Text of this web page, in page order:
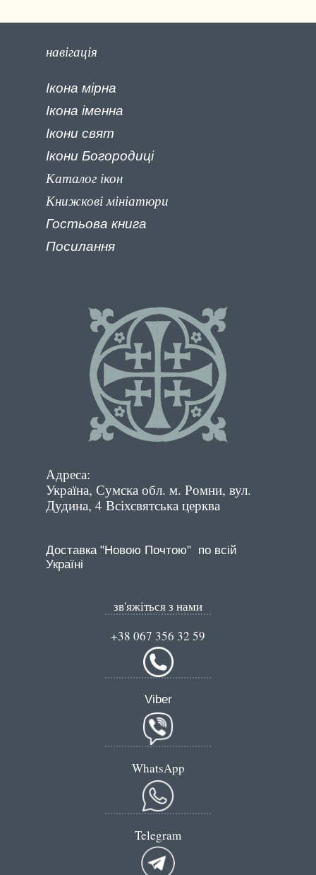
навігація
Ікона мірна
Ікона іменна
Ікони свят
Ікони Богородиці
Каталог ікон
Книжкові мініатюри
Гостьова книга
Посилання
Адреса:
Україна, Сумска обл. м. Ромни, вул.
Дудина, 4 Всіхсвятська церква
Доставка "Новою Почтою" по всій
Україні
зв'яжіться з нами
+38 067 356 32 59
Viber
WhatsApp
Telegram